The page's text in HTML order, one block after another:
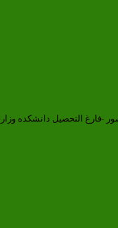
-فارغ التحصیل دانشکده